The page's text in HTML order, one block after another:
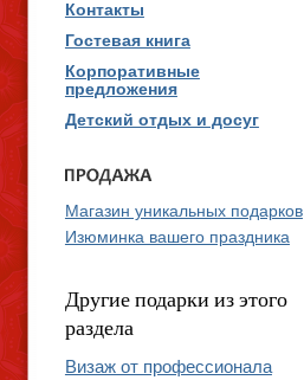
Контакты
Гостевая книга
Корпоративные
предложения
Детский отдых и досуг
Магазин уникальных подарков
Изюминка вашего праздника
Другие подарки из этого
раздела
Визаж от профессионала